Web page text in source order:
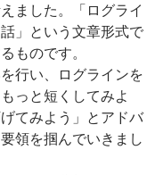
ました。「ログライ
」という文章形式で
ものです。
行い、ログラインを
っと短くしてみよ
てみよう」とアドバ
領を掴んでいきまし